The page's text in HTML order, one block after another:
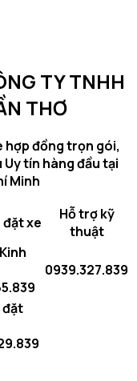
TY TNHH
THƠ
hợp đồng trọn gói,
tín hàng đầu tại
Minh
đặt xe
Hỗ trợ kỹ
thuật
0939.327.839
đặt